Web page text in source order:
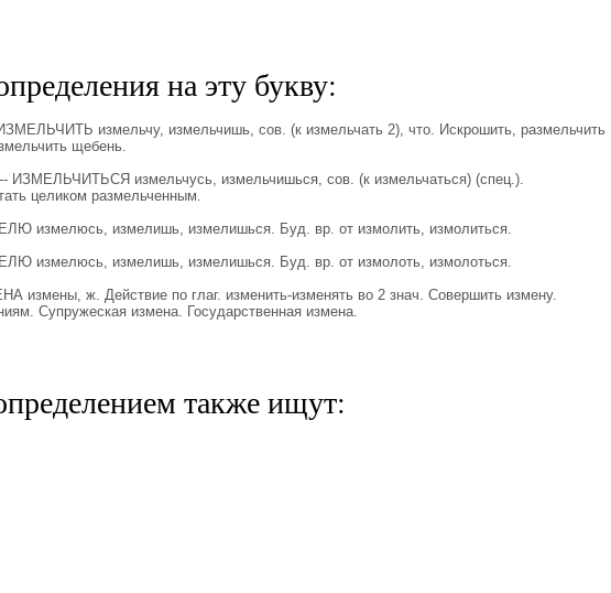
на эту букву:
измельчу, измельчишь, сов. (к измельчать 2), что. Искрошить, размельчить
щебень.
-- ИЗМЕЛЬЧИТЬСЯ измельчусь, измельчишься, сов. (к измельчаться) (спец.).
целиком размельченным.
измелюсь, измелишь, измелишься. Буд. вр. от измолить, измолиться.
измелюсь, измелишь, измелишься. Буд. вр. от измолоть, измолоться.
измены, ж. Действие по глаг. изменить-изменять во 2 знач. Совершить измену.
Супружеская измена. Государственная измена.
также ищут: